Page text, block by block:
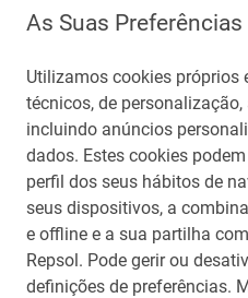
Contato para Imprensa
(21) 99271-5488
voltar
As Suas
Utilizamos cookies próprios
técnicos, de
incluindo anúncios
dados. Estes cookies
perfil dos seus hábitos de
seus dispositivos, a
e offline e a sua partilha
Repsol. Pode gerir ou
definições de preferências.